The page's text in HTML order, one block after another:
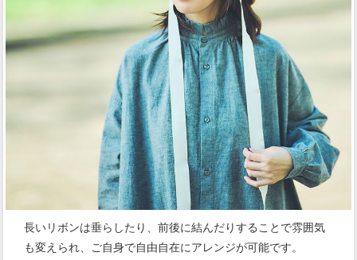
長いリボンは垂らしたり、前後に結んだりすることで雰囲気
も変えられ、ご自身で自由自在にアレンジが可能です。